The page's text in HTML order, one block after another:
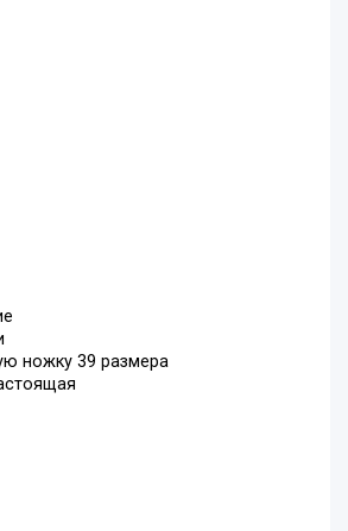
ножку 39 размера